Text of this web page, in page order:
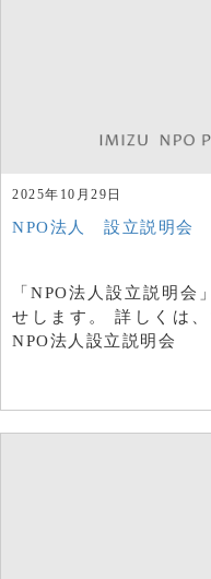
2025年10月29日
NPO法人 設立説明会
「NPO法人設立説明会
せします。 詳しくは
NPO法人設立説明会